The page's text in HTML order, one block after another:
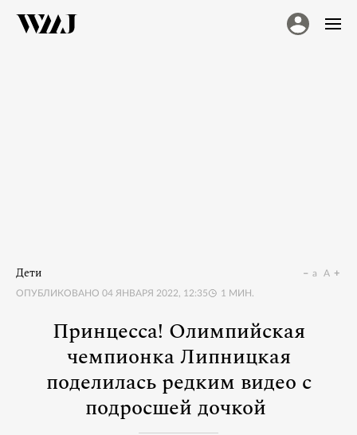
Дети
ОПУБЛИКОВАНО 04 ЯНВАРЯ 2022, 12:35 1 МИН.
a A
Принцесса! Олимпийская
чемпионка Липницкая
поделилась редким видео с
подросшей дочкой